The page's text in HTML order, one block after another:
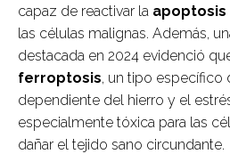
capaz de reactivar la apoptosis
las células malignas. Además,
destacada en 2024 evidenció
ferroptosis, un tipo específico
dependiente del hierro y el
especialmente tóxica para las
dañar el tejido sano circundante.